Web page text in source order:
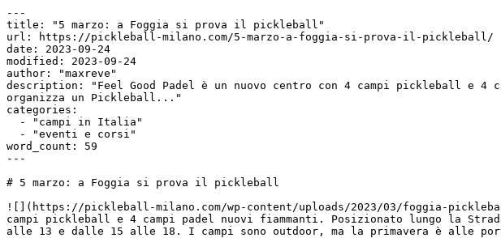
---
title: "5 marzo: a Foggia si prova il pickleball"
url: https://pickleball-milano.com/5-marzo-a-foggia-si-prova-il-pickleball/
date: 2023-09-24
modified: 2023-09-24
author: "maxreve"
description: "Feel Good Padel è un nuovo centro con 4 campi pickleball e
organizza un Pickleball..."
categories:
word_count: 59
---
# 5 marzo: a Foggia si prova il pickleball
![](https://pickleball-milano.com/wp-content/uploads/2023/03/foggia-
campi pickleball e 4 campi padel nuovi fiammanti. Posizionato lungo la
alle 13 e dalle 15 alle 18. I campi sono outdoor, ma la primavera è alle